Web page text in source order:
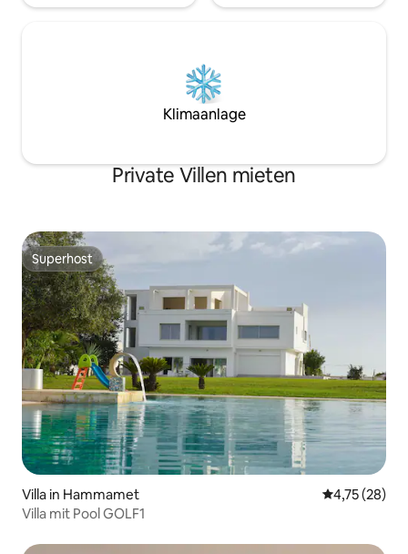
Klimaanlage
Private Villen mieten
Superhost
Superhost
Villa in Hammamet
4,75 (28)
Villa mit Pool GOLF1